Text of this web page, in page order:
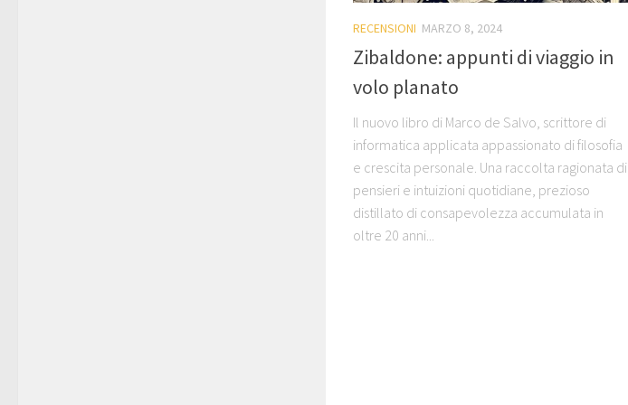
RECENSIONI MARZO 8, 2024
Zibaldone: appunti di viaggio in
volo planato
Il nuovo libro di Marco de Salvo, scrittore di
informatica applicata appassionato di filosofia
e crescita personale. Una raccolta ragionata di
pensieri e intuizioni quotidiane, prezioso
distillato di consapevolezza accumulata in
oltre 20 anni...